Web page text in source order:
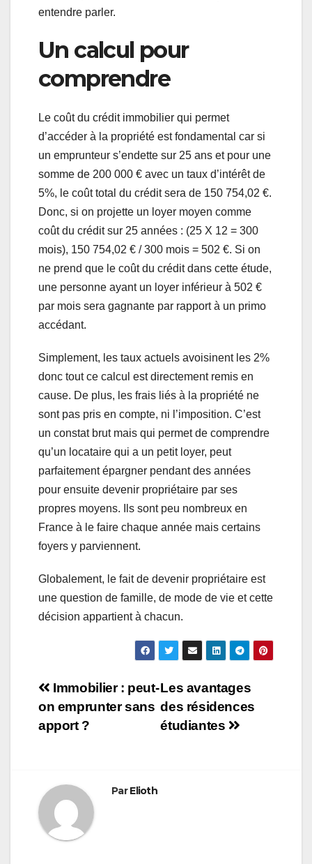
entendre parler.
Un calcul pour
comprendre
Le coût du crédit immobilier qui permet
d’accéder à la propriété est fondamental car si
un emprunteur s’endette sur 25 ans et pour une
somme de 200 000 € avec un taux d’intérêt de
5%, le coût total du crédit sera de 150 754,02 €.
Donc, si on projette un loyer moyen comme
coût du crédit sur 25 années : (25 X 12 = 300
mois), 150 754,02 € / 300 mois = 502 €. Si on
ne prend que le coût du crédit dans cette étude,
une personne ayant un loyer inférieur à 502 €
par mois sera gagnante par rapport à un primo
accédant.
Simplement, les taux actuels avoisinent les 2%
donc tout ce calcul est directement remis en
cause. De plus, les frais liés à la propriété ne
sont pas pris en compte, ni l’imposition. C’est
un constat brut mais qui permet de comprendre
qu’un locataire qui a un petit loyer, peut
parfaitement épargner pendant des années
pour ensuite devenir propriétaire par ses
propres moyens. Ils sont peu nombreux en
France à le faire chaque année mais certains
foyers y parviennent.
Globalement, le fait de devenir propriétaire est
une question de famille, de mode de vie et cette
décision appartient à chacun.
Navigation
de
Les avantages
des résidences
étudiantes
Immobilier : peut-
on emprunter sans
apport ?
ParElioth